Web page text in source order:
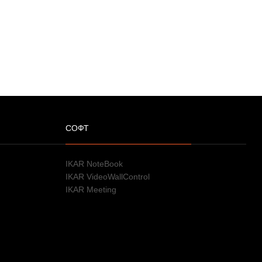
СОФТ
IKAR VideoWallControl
IKAR Meeting
IKAR NoteBook